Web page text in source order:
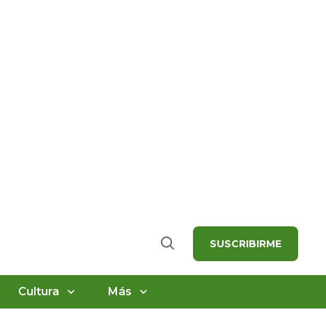
Buscar SUSCRIBIRME
Cultura Más